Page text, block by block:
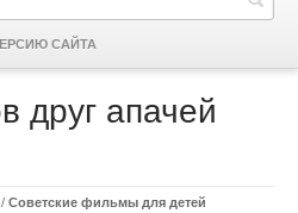
САЙТА
друг апачей
/ Советские фильмы для детей